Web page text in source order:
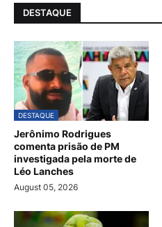
DESTAQUE
DESTAQUE
Jerônimo Rodrigues
comenta prisão de PM
investigada pela morte de
Léo Lanches
August 05, 2026